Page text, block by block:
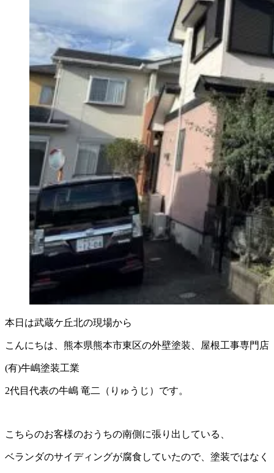
本日は武蔵ケ丘北の現場から
こんにちは、熊本県熊本市東区の外壁塗装、屋根工事専門店
(有)牛嶋塗装工業
2代目代表の牛嶋 竜二（りゅうじ）です。
こちらのお客様のおうちの南側に張り出している、
ベランダのサイディングが腐食していたので、塗装ではなく